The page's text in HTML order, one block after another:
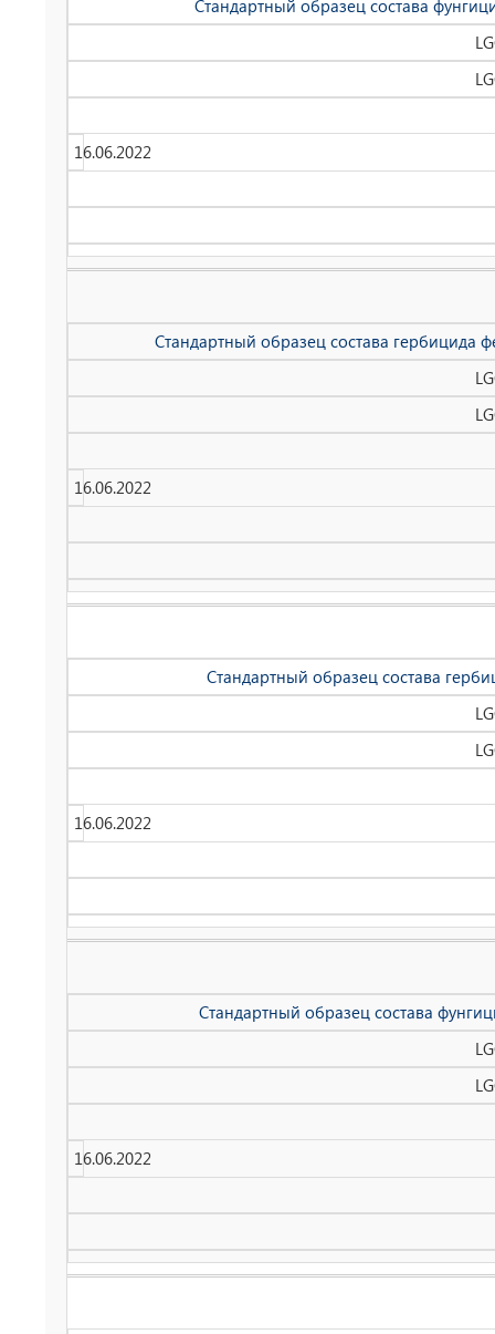
Стандартный образец состава
16.06.2022
Стандартный образец состава гербицида
16.06.2022
Стандартный образец состава
16.06.2022
Стандартный образец состава
16.06.2022